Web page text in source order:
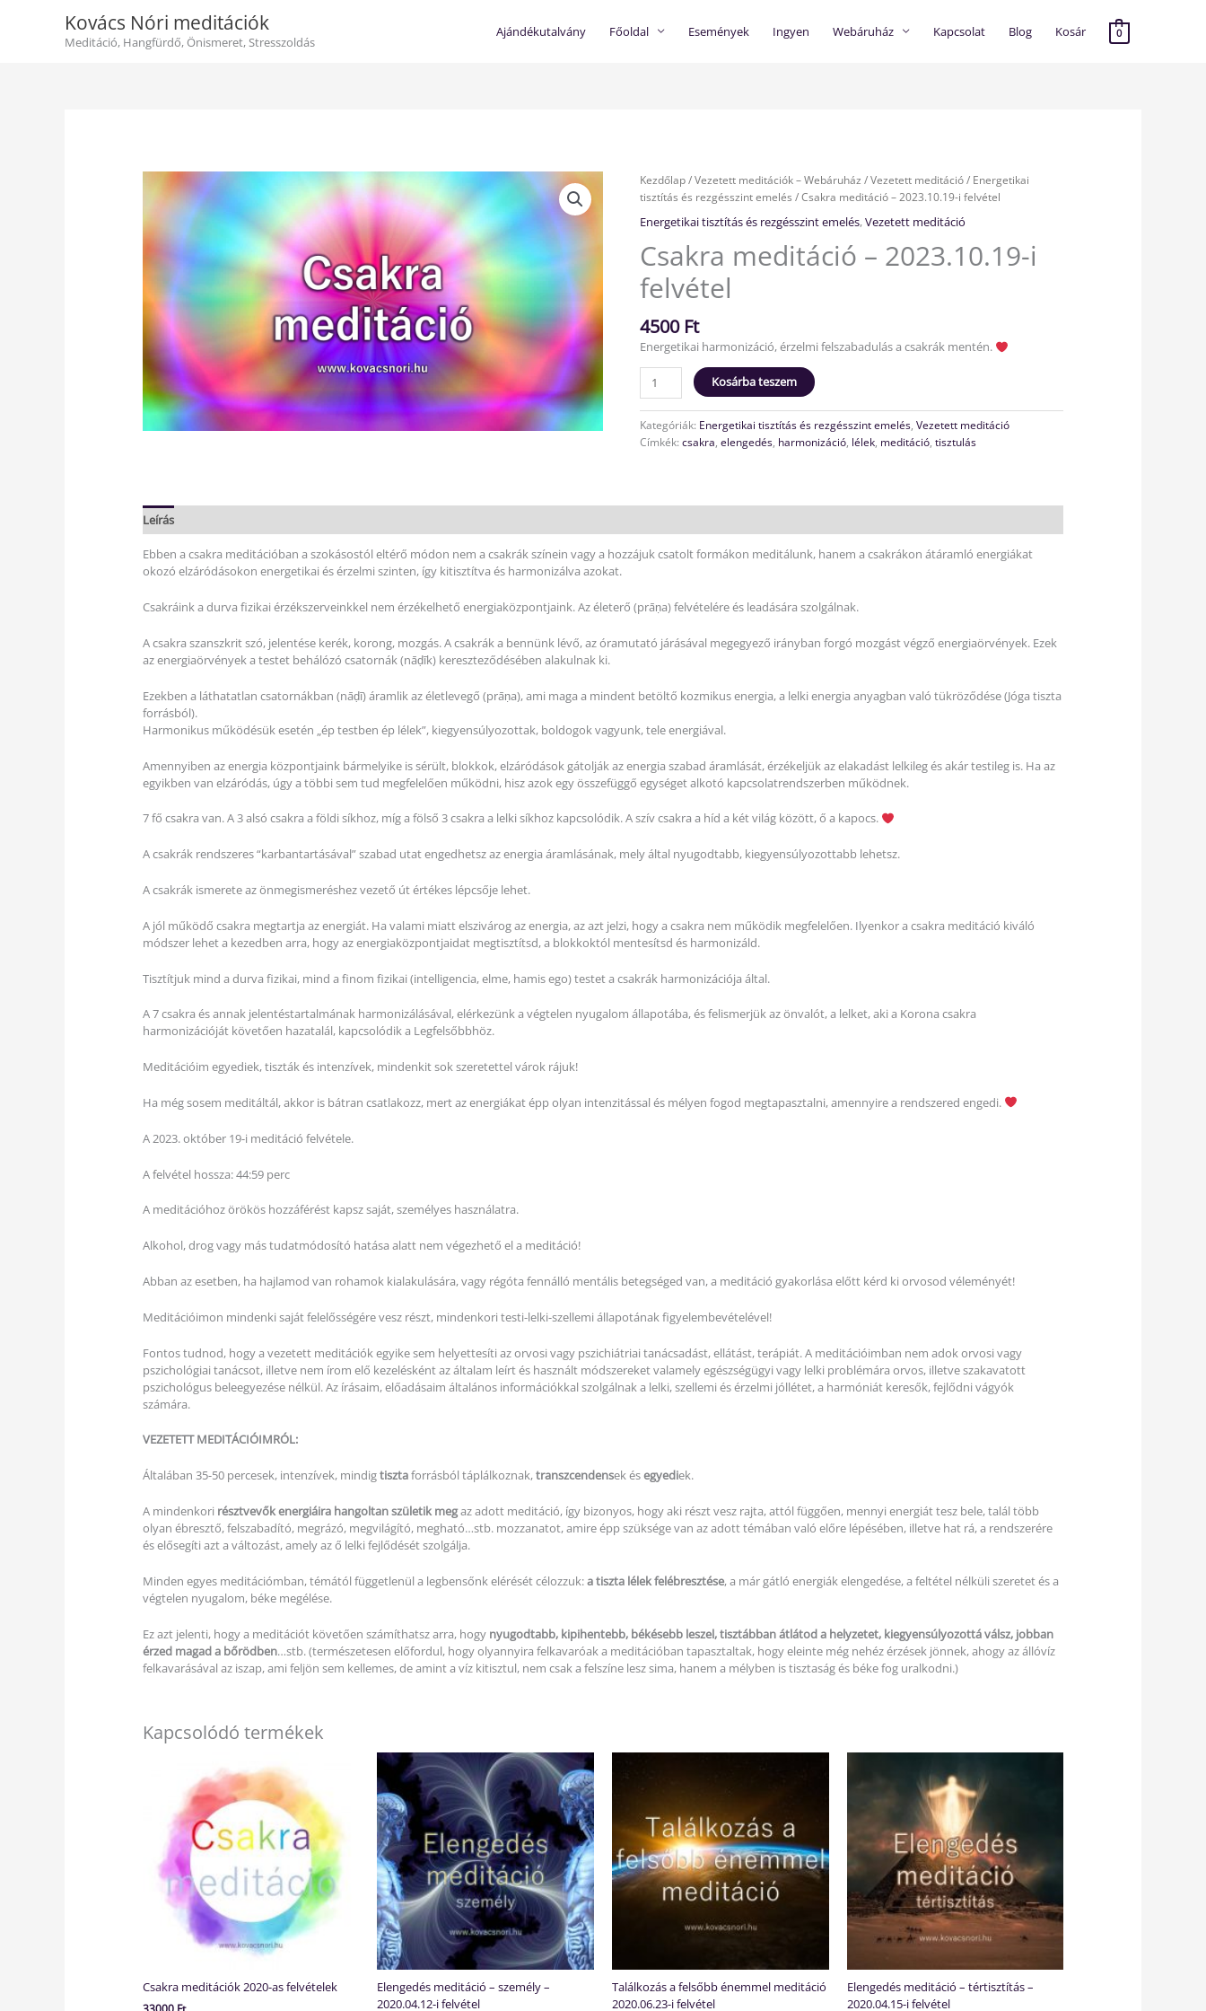
Kovács Nóri meditációk
Meditáció, Hangfürdő, Önismeret, Stresszoldás
Ajándékutalvány Főoldal Események Ingyen Webáruház Kapcsolat Blog Kosár 0
Kezdőlap/Vezetett meditációk – Webáruház /Vezetett meditáció/ Energetikai
tisztítás és rezgésszint emelés / Csakra meditáció – 2023.10.19-i felvétel
Energetikai tisztítás és rezgésszint emelés,Vezetett meditáció
Csakra meditáció – 2023.10.19-i
felvétel
4500 Ft
Energetikai harmonizáció, érzelmi felszabadulás a csakrák mentén.
Csakra
meditáció
2023.10.19-
felvétel
mennyiség
Kosárba teszem
Kategóriák: Energetikai tisztítás és rezgésszint emelés ,Vezetett meditáció
Címkék:csakra ,elengedés harmonizáció lélek meditáció ,tisztulás
Leírás
Ebben a csakra meditációban a szokásostól eltérő módon nem a csakrák színein vagy a hozzájuk csatolt formákon meditálunk, hanem a csakrákon átáramló energiákat
okozó elzáródásokon energetikai és érzelmi szinten, így kitisztítva és harmonizálva azokat.
Csakráink a durva fizikai érzékszerveinkkel nem érzékelhető energiaközpontjaink. Az életerő (prāṇa) felvételére és leadására szolgálnak.
A csakra szanszkrit szó, jelentése kerék, korong, mozgás. A csakrák a bennünk lévő, az óramutató járásával megegyező irányban forgó mozgást végző energiaörvények. Ezek
az energiaörvények a testet behálózó csatornák (nāḍīk) kereszteződésében alakulnak ki.
Ezekben a láthatatlan csatornákban (nāḍī) áramlik az életlevegő (prāṇa), ami maga a mindent betöltő kozmikus energia, a lelki energia anyagban való tükröződése (Jóga tiszta
forrásból).
Harmonikus működésük esetén „ép testben ép lélek”, kiegyensúlyozottak, boldogok vagyunk, tele energiával.
Amennyiben az energia központjaink bármelyike is sérült, blokkok, elzáródások gátolják az energia szabad áramlását, érzékeljük az elakadást lelkileg és akár testileg is. Ha az
egyikben van elzáródás, úgy a többi sem tud megfelelően működni, hisz azok egy összefüggő egységet alkotó kapcsolatrendszerben működnek.
7 fő csakra van. A 3 alsó csakra a földi síkhoz, míg a fölső 3 csakra a lelki síkhoz kapcsolódik. A szív csakra a híd a két világ között, ő a kapocs.
A csakrák rendszeres “karbantartásával” szabad utat engedhetsz az energia áramlásának, mely által nyugodtabb, kiegyensúlyozottabb lehetsz.
A csakrák ismerete az önmegismeréshez vezető út értékes lépcsője lehet.
A jól működő csakra megtartja az energiát. Ha valami miatt elszivárog az energia, az azt jelzi, hogy a csakra nem működik megfelelően. Ilyenkor a csakra meditáció kiváló
módszer lehet a kezedben arra, hogy az energiaközpontjaidat megtisztítsd, a blokkoktól mentesítsd és harmonizáld.
Tisztítjuk mind a durva fizikai, mind a finom fizikai (intelligencia, elme, hamis ego) testet a csakrák harmonizációja által.
A 7 csakra és annak jelentéstartalmának harmonizálásával, elérkezünk a végtelen nyugalom állapotába, és felismerjük az önvalót, a lelket, aki a Korona csakra
harmonizációját követően hazatalál, kapcsolódik a Legfelsőbbhöz.
Meditációim egyediek, tiszták és intenzívek, mindenkit sok szeretettel várok rájuk!
Ha még sosem meditáltál, akkor is bátran csatlakozz, mert az energiákat épp olyan intenzitással és mélyen fogod megtapasztalni, amennyire a rendszered engedi.
A 2023. október 19-i meditáció felvétele.
A felvétel hossza: 44:59 perc
A meditációhoz örökös hozzáférést kapsz saját, személyes használatra.
Alkohol, drog vagy más tudatmódosító hatása alatt nem végezhető el a meditáció!
Abban az esetben, ha hajlamod van rohamok kialakulására, vagy régóta fennálló mentális betegséged van, a meditáció gyakorlása előtt kérd ki orvosod véleményét!
Meditációimon mindenki saját felelősségére vesz részt, mindenkori testi-lelki-szellemi állapotának figyelembevételével!
Fontos tudnod, hogy a vezetett meditációk egyike sem helyettesíti az orvosi vagy pszichiátriai tanácsadást, ellátást, terápiát. A meditációimban nem adok orvosi vagy
pszichológiai tanácsot, illetve nem írom elő kezelésként az általam leírt és használt módszereket valamely egészségügyi vagy lelki problémára orvos, illetve szakavatott
pszichológus beleegyezése nélkül. Az írásaim, előadásaim általános információkkal szolgálnak a lelki, szellemi és érzelmi jóllétet, a harmóniát keresők, fejlődni vágyók
számára.
VEZETETT MEDITÁCIÓIMRÓL:
Általában 35-50 percesek, intenzívek, mindigtisztaforrásból táplálkoznak,transzcendensek ésegyediek.
A mindenkori résztvevők energiáira hangoltan születik megaz adott meditáció, így bizonyos, hogy aki részt vesz rajta, attól függően, mennyi energiát tesz bele, talál több
olyan ébresztő, felszabadító, megrázó, megvilágító, megható…stb. mozzanatot, amire épp szüksége van az adott témában való előre lépésében, illetve hat rá, a rendszerére
és elősegíti azt a változást, amely az ő lelki fejlődését szolgálja.
Minden egyes meditációmban, témától függetlenül a legbensőnk elérését célozzuk:a tiszta lélek felébresztése, a már gátló energiák elengedése, a feltétel nélküli szeretet és a
végtelen nyugalom, béke megélése.
Ez azt jelenti, hogy a meditációt követően számíthatsz arra, hogy nyugodtabb, kipihentebb, békésebb leszel, tisztábban átlátod a helyzetet, kiegyensúlyozottá válsz, jobban
érzed magad a bőrödben…stb. (természetesen előfordul, hogy olyannyira felkavaróak a meditációban tapasztaltak, hogy eleinte még nehéz érzések jönnek, ahogy az állóvíz
felkavarásával az iszap, ami feljön sem kellemes, de amint a víz kitisztul, nem csak a felszíne lesz sima, hanem a mélyben is tisztaság és béke fog uralkodni.)
Kapcsolódó termékek
Csakra meditációk 2020-as felvételek
33000 Ft
Elengedés meditáció – személy –
2020.04.12-i felvétel
Találkozás a felsőbb énemmel meditáció
2020.06.23-i felvétel
Elengedés meditáció – tértisztítás –
2020.04.15-i felvétel